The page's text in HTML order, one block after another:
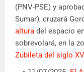
(PNV-PSE) y
Sumar), cruzará
altura del espacio
sobrevolará, en la
Zubileta del siglo